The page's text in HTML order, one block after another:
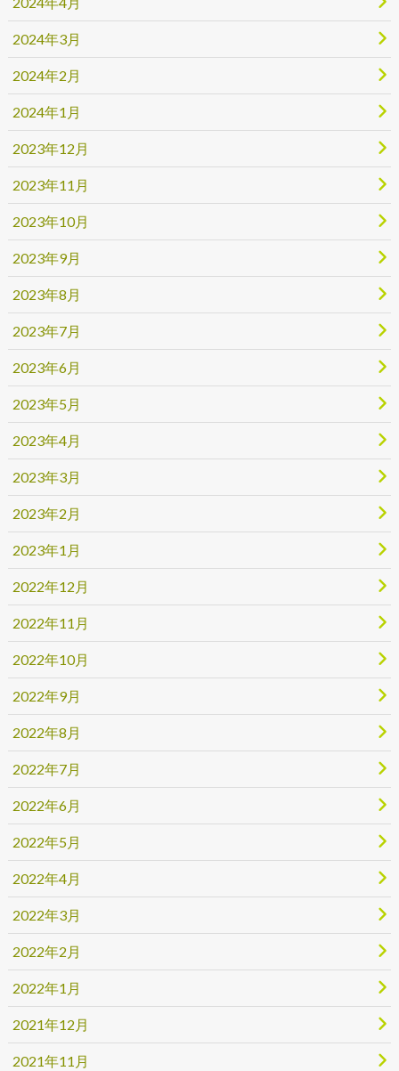
2024年3月
2024年2月
2024年1月
2023年12月
2023年11月
2023年10月
2023年9月
2023年8月
2023年7月
2023年6月
2023年5月
2023年4月
2023年3月
2023年2月
2023年1月
2022年12月
2022年11月
2022年10月
2022年9月
2022年8月
2022年7月
2022年6月
2022年5月
2022年4月
2022年3月
2022年2月
2022年1月
2021年12月
2021年11月